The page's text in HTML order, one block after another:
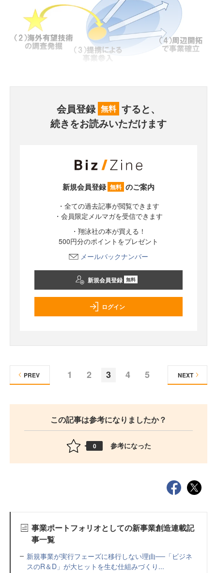
会員登録 無料 すると、
続きをお読みいただけます
新規会員登録 無料 のご案内
・全ての過去記事が閲覧できます
・会員限定メルマガを受信できます
・翔泳社の本が買える！
500円分のポイントをプレゼント
メールバックナンバー
新規会員登録 無料
ログイン
1 2 3 4 5
PREV NEXT
この記事は参考になりましたか？
0 参考になった
事業ポートフォリオとしての新事業創造連載記
事一覧
新規事業が実行フェーズに移行しない理由──「ビジネ
スのR＆D」が大ヒットを生む仕組みづくり...